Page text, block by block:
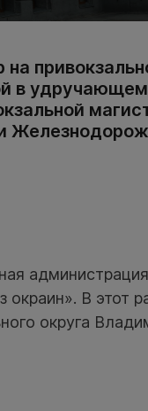
на
в
В этот
округа